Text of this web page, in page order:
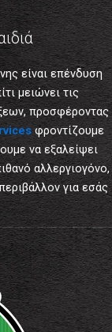
είναι επένδυση
μειώνει τις
προσφέροντας
φροντίζουμε
να εξαλείψει
αλλεργιογόνο,
για εσάς